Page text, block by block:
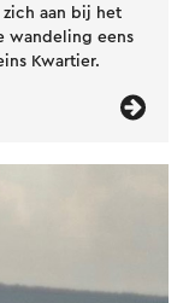
aan bij het
wandeling eens
Kwartier.